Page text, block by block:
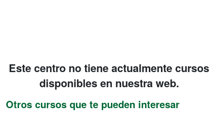
Este centro no tiene actualmente cursos
disponibles en nuestra web.
Otros cursos que te pueden interesar